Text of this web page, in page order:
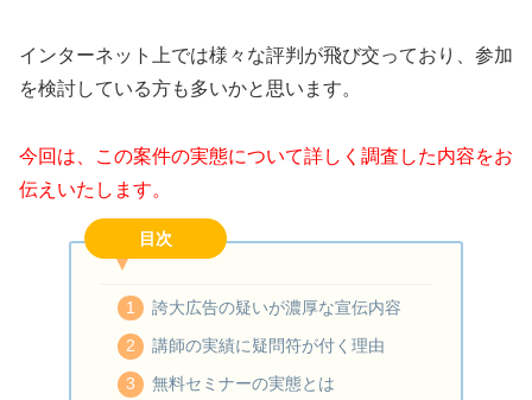
インターネット上では様々な評判が飛び交っており、参加
を検討している方も多いかと思います。
今回は、この案件の実態について詳しく調査した内容をお
伝えいたします。
目次
誇大広告の疑いが濃厚な宣伝内容
講師の実績に疑問符が付く理由
無料セミナーの実態とは